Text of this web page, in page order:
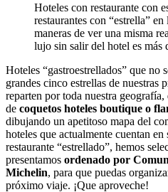
Hoteles con restaurante con
restaurantes con “estrella”
maneras de ver una misma
lujo sin salir del hotel es más
Hoteles “gastroestrellados” que no
grandes cinco estrellas de nuestras
reparten por toda nuestra
de coquetos hoteles boutique o
dibujando un apetitoso mapa del
hoteles que actualmente cuentan
restaurante “estrellado”, hemos
presentamos ordenado por
Michelin, para que puedas
próximo viaje. ¡Que aproveche!